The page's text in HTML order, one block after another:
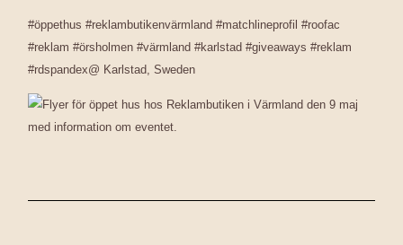
#öppethus #reklambutikenvärmland #matchlineprofil #roofac
#reklam #örsholmen #värmland #karlstad #giveaways #reklam
#rdspandex@ Karlstad, Sweden